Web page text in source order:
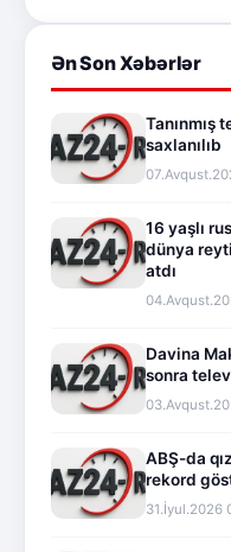
Ən Son Xəbərlər
Tanınmış
saxlanılıb
16 yaşlı
dünya
atdı
Davina
sonra
ABŞ-da
rekord
31.İyul.2026